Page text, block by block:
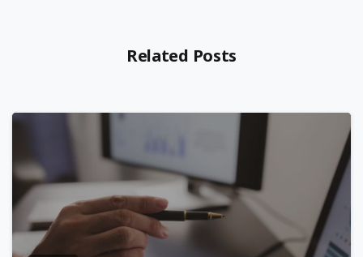
Related Posts